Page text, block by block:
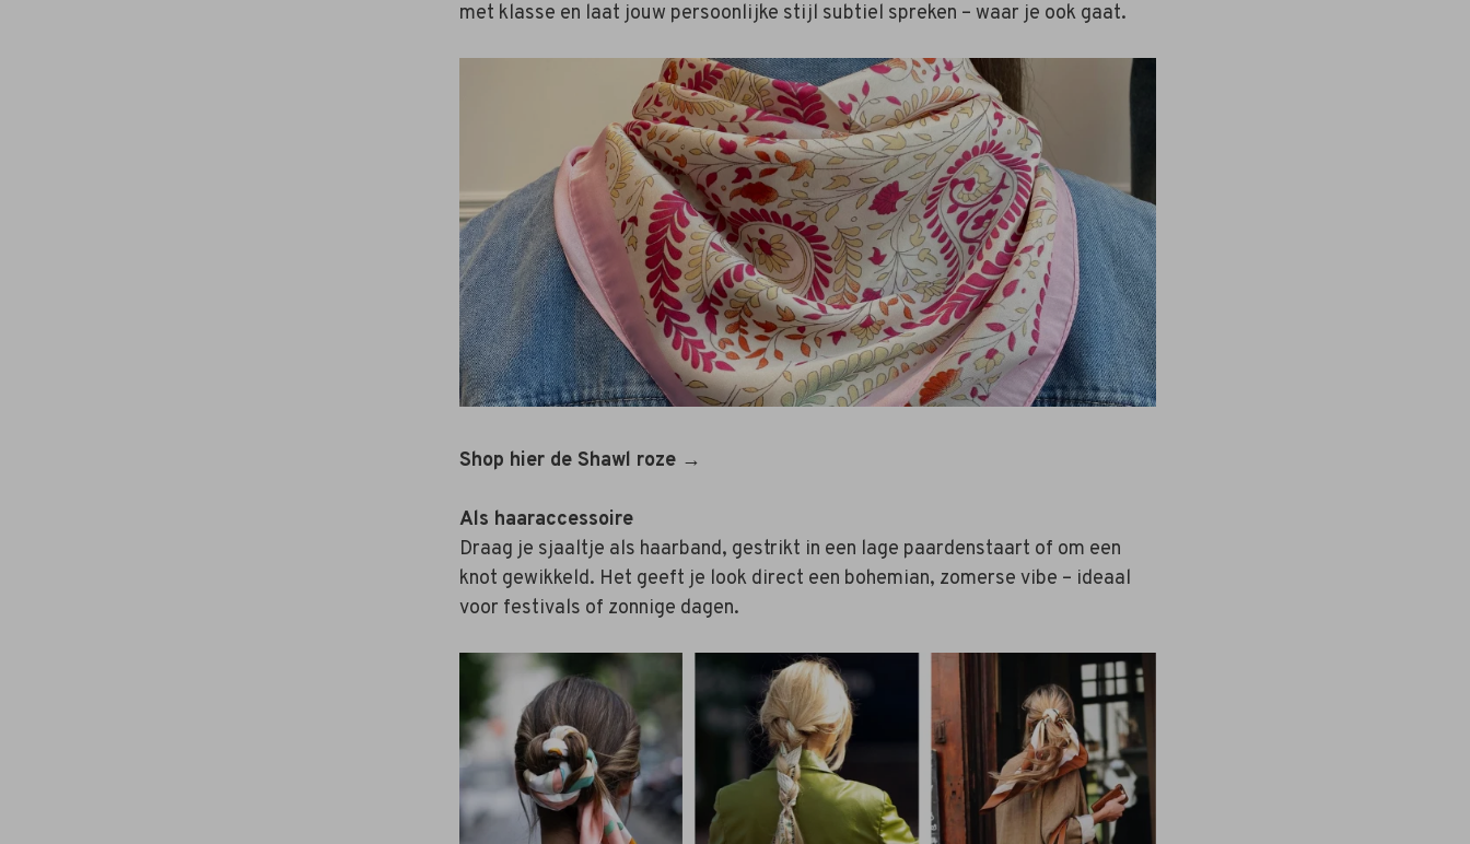
met klasse en laat jouw persoonlijke stijl subtiel spreken – waar je ook gaat.
Shop hier de Shawl roze →
Als haaraccessoire
Draag je sjaaltje als haarband, gestrikt in een lage paardenstaart of om een
knot gewikkeld. Het geeft je look direct een bohemian, zomerse vibe – ideaal
voor festivals of zonnige dagen.